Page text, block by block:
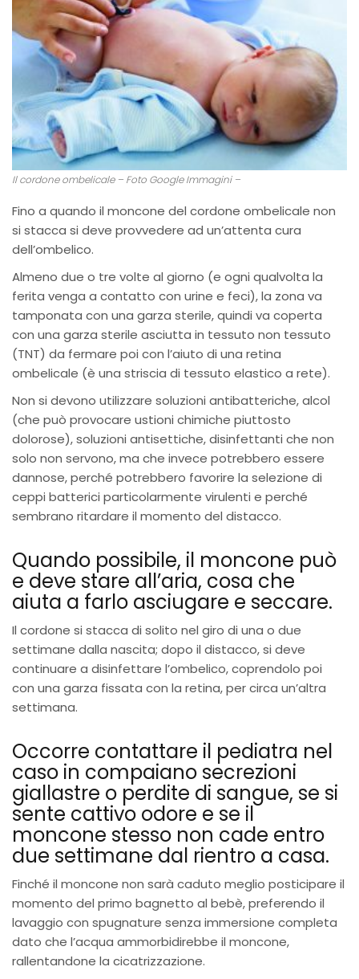
Il cordone ombelicale – Foto Google Immagini –
Fino a quando il moncone del cordone ombelicale non
si stacca si deve provvedere ad un’attenta cura
dell’ombelico.
Almeno due o tre volte al giorno (e ogni qualvolta la
ferita venga a contatto con urine e feci), la zona va
tamponata con una garza sterile, quindi va coperta
con una garza sterile asciutta in tessuto non tessuto
(TNT) da fermare poi con l’aiuto di una retina
ombelicale (è una striscia di tessuto elastico a rete).
Non si devono utilizzare soluzioni antibatteriche, alcol
(che può provocare ustioni chimiche piuttosto
dolorose), soluzioni antisettiche, disinfettanti che non
solo non servono, ma che invece potrebbero essere
dannose, perché potrebbero favorire la selezione di
ceppi batterici particolarmente virulenti e perché
sembrano ritardare il momento del distacco.
Quando possibile, il moncone può
e deve stare all’aria, cosa che
aiuta a farlo asciugare e seccare.
Il cordone si stacca di solito nel giro di una o due
settimane dalla nascita; dopo il distacco, si deve
continuare a disinfettare l’ombelico, coprendolo poi
con una garza fissata con la retina, per circa un’altra
settimana.
Occorre contattare il pediatra nel
caso in compaiano secrezioni
giallastre o perdite di sangue, se si
sente cattivo odore e se il
moncone stesso non cade entro
due settimane dal rientro a casa.
Finché il moncone non sarà caduto meglio posticipare il
momento del primo bagnetto al bebè, preferendo il
lavaggio con spugnature senza immersione completa
dato che l’acqua ammorbidirebbe il moncone,
rallentandone la cicatrizzazione.